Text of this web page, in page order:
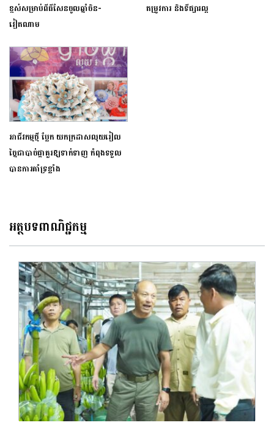
ខ្ពស់សម្រាប់ពីធីសែនចូលឆ្នាំចិន-
វៀតណាម
តម្រូវការ និងទីផ្សារល្អ
អាជីវកម្មថ្មី ប្លែក យកក្រដាសលុយរៀល
ច្នៃជាបាច់ផ្កាគួរឱ្យទាក់ទាញ កំពុងទទួល
បានការគាំទ្រខ្លាំង
អត្ថបទពាណិជ្ជកម្ម